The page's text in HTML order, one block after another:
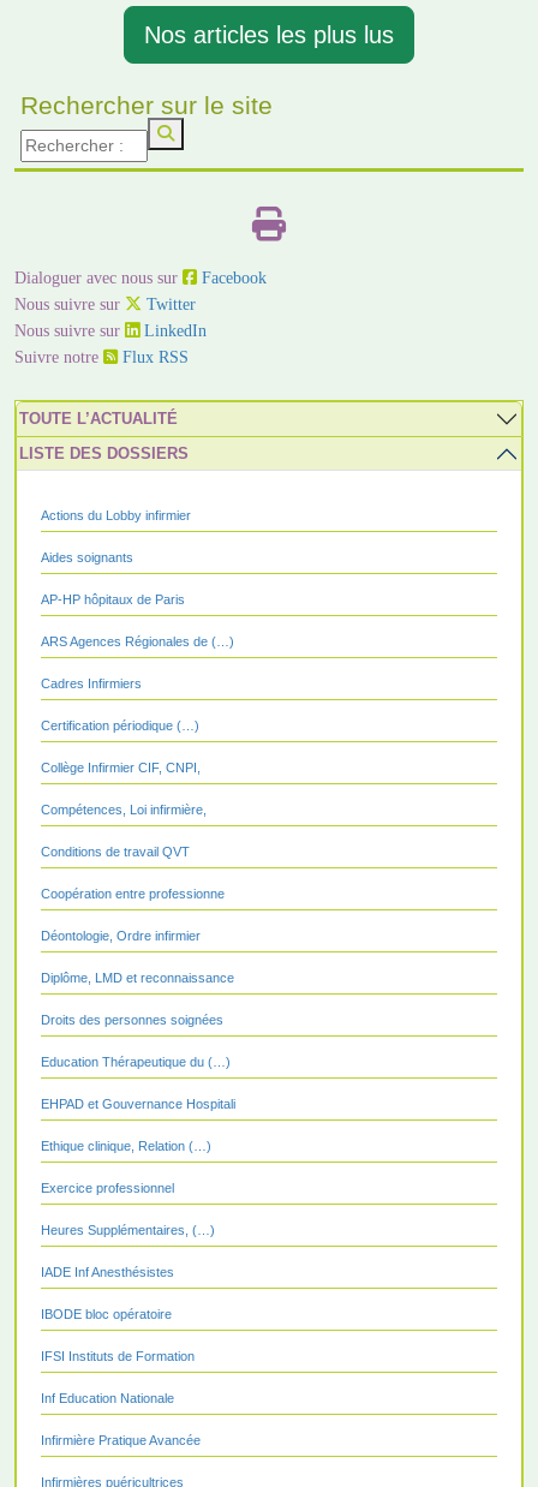
Nos articles les plus lus
Rechercher sur le site
Dialoguer avec nous sur
Facebook
Nous suivre sur
Twitter
Nous suivre sur
LinkedIn
Suivre notre
Flux RSS
TOUTE L’ACTUALITÉ
LISTE DES DOSSIERS
Actions du Lobby infirmier
Aides soignants
AP-HP hôpitaux de Paris
ARS Agences Régionales de (…)
Cadres Infirmiers
Certification périodique (…)
Collège Infirmier CIF, CNPI,
Compétences, Loi infirmière,
Conditions de travail QVT
Coopération entre professionne
Déontologie, Ordre infirmier
Diplôme, LMD et reconnaissance
Droits des personnes soignées
Education Thérapeutique du (…)
EHPAD et Gouvernance Hospitali
Ethique clinique, Relation (…)
Exercice professionnel
Heures Supplémentaires, (…)
IADE Inf Anesthésistes
IBODE bloc opératoire
IFSI Instituts de Formation
Inf Education Nationale
Infirmière Pratique Avancée
Infirmières puéricultrices